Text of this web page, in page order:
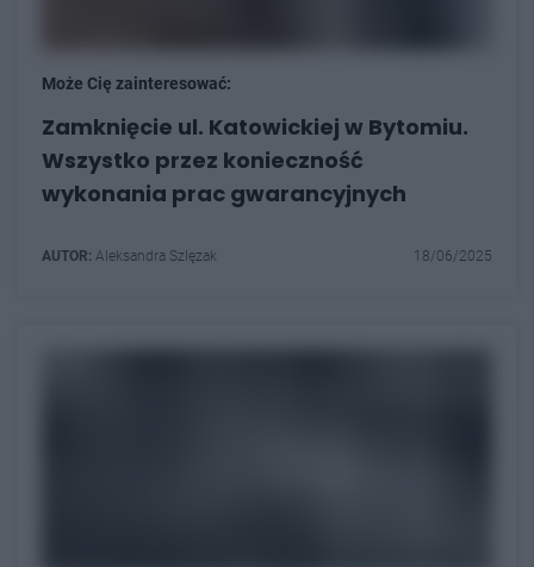
Może Cię zainteresować:
Zamknięcie ul. Katowickiej w Bytomiu.
Wszystko przez konieczność
wykonania prac gwarancyjnych
AUTOR: Aleksandra Szlęzak 18/06/2025